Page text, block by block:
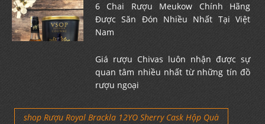
6 Chai Rượu Meukow Chính Hãng
Được Săn Đón Nhiều Nhất Tại Việt
Nam
Giá rượu Chivas luôn nhận được sự
quan tâm nhiều nhất từ những tín đồ
rượu ngoại
shop Rượu Royal Brackla 12YO Sherry Cask Hộp Quà